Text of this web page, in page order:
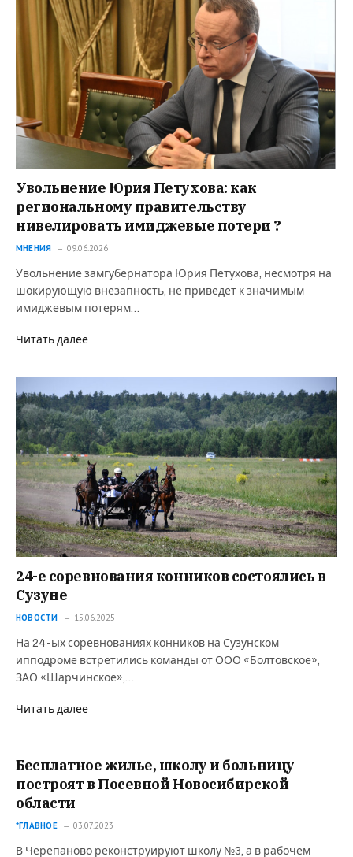
Увольнение Юрия Петухова: как
региональному правительству
нивелировать имиджевые потери ?
МНЕНИЯ 09.06.2026
Увольнение замгубернатора Юрия Петухова, несмотря на
шокирующую внезапность, не приведет к значимым
имиджевым потерям…
Читать далее
24-е соревнования конников состоялись в
Сузуне
НОВОСТИ 15.06.2025
На 24-ых соревнованиях конников на Сузунском
ипподроме встретились команды от ООО «Болтовское»,
ЗАО «Шарчинское»,…
Читать далее
Бесплатное жилье, школу и больницу
построят в Посевной Новосибирской
области
*ГЛАВНОЕ 03.07.2023
В Черепаново реконструируют школу №3, а в рабочем